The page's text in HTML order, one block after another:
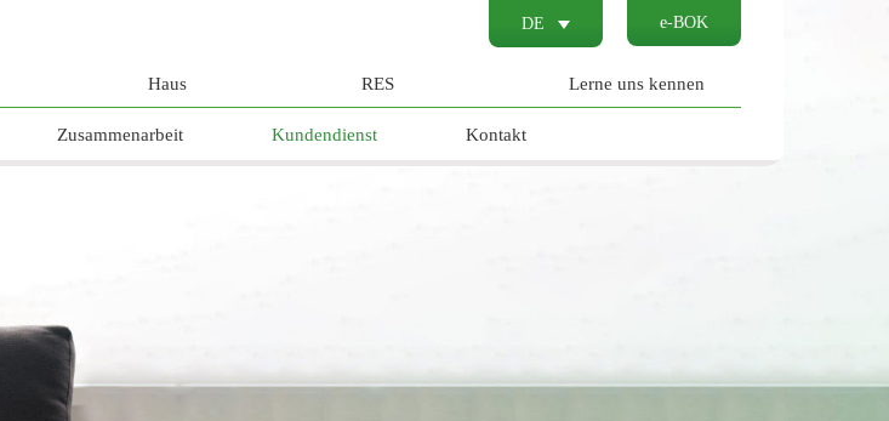
e-BOK
DE
Zusammenarbeit Kundendienst Kontakt
Haus RES Lerne uns kennen